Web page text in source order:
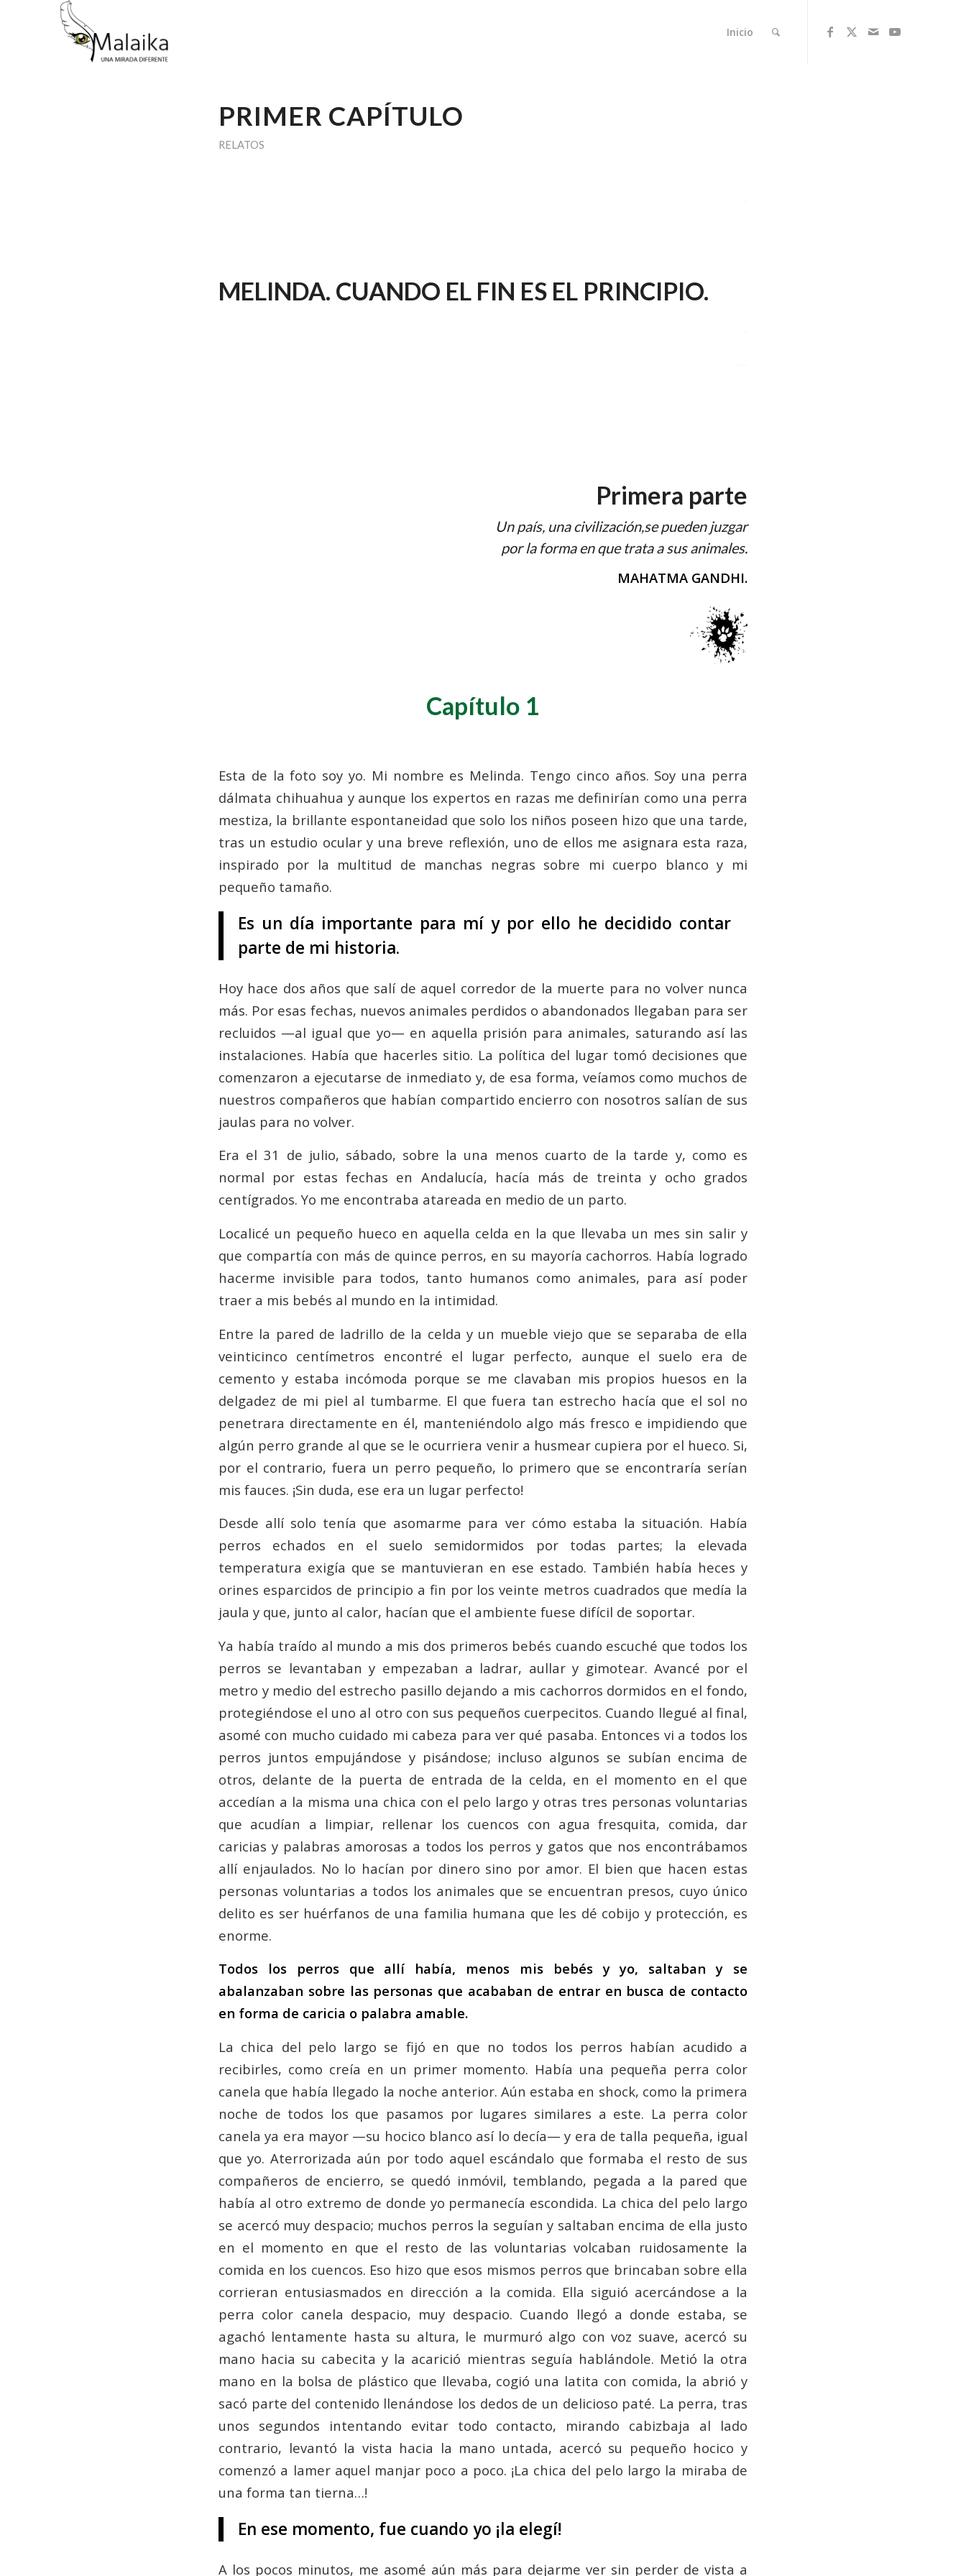
Inicio
PRIMER CAPÍTULO
RELATOS
MELINDA. CUANDO EL FIN ES EL PRINCIPIO.
Primera parte
Un país, una civilización,se pueden juzgar
por la forma en que trata a sus animales.
MAHATMA GANDHI.
Capítulo 1
Esta de la foto soy yo. Mi nombre es Melinda. Tengo cinco años. Soy una perra
dálmata chihuahua y aunque los expertos en razas me definirían como una perra
mestiza, la brillante espontaneidad que solo los niños poseen hizo que una tarde,
tras un estudio ocular y una breve reflexión, uno de ellos me asignara esta raza,
inspirado por la multitud de manchas negras sobre mi cuerpo blanco y mi
pequeño tamaño.
Es un día importante para mí y por ello he decidido contar
parte de mi historia.
Hoy hace dos años que salí de aquel corredor de la muerte para no volver nunca
más. Por esas fechas, nuevos animales perdidos o abandonados llegaban para ser
recluidos —al igual que yo— en aquella prisión para animales, saturando así las
instalaciones. Había que hacerles sitio. La política del lugar tomó decisiones que
comenzaron a ejecutarse de inmediato y, de esa forma, veíamos como muchos de
nuestros compañeros que habían compartido encierro con nosotros salían de sus
jaulas para no volver.
Era el 31 de julio, sábado, sobre la una menos cuarto de la tarde y, como es
normal por estas fechas en Andalucía, hacía más de treinta y ocho grados
centígrados. Yo me encontraba atareada en medio de un parto.
Localicé un pequeño hueco en aquella celda en la que llevaba un mes sin salir y
que compartía con más de quince perros, en su mayoría cachorros. Había logrado
hacerme invisible para todos, tanto humanos como animales, para así poder
traer a mis bebés al mundo en la intimidad.
Entre la pared de ladrillo de la celda y un mueble viejo que se separaba de ella
veinticinco centímetros encontré el lugar perfecto, aunque el suelo era de
cemento y estaba incómoda porque se me clavaban mis propios huesos en la
delgadez de mi piel al tumbarme. El que fuera tan estrecho hacía que el sol no
penetrara directamente en él, manteniéndolo algo más fresco e impidiendo que
algún perro grande al que se le ocurriera venir a husmear cupiera por el hueco. Si,
por el contrario, fuera un perro pequeño, lo primero que se encontraría serían
mis fauces. ¡Sin duda, ese era un lugar perfecto!
Desde allí solo tenía que asomarme para ver cómo estaba la situación. Había
perros echados en el suelo semidormidos por todas partes; la elevada
temperatura exigía que se mantuvieran en ese estado. También había heces y
orines esparcidos de principio a fin por los veinte metros cuadrados que medía la
jaula y que, junto al calor, hacían que el ambiente fuese difícil de soportar.
Ya había traído al mundo a mis dos primeros bebés cuando escuché que todos los
perros se levantaban y empezaban a ladrar, aullar y gimotear. Avancé por el
metro y medio del estrecho pasillo dejando a mis cachorros dormidos en el fondo,
protegiéndose el uno al otro con sus pequeños cuerpecitos. Cuando llegué al final,
asomé con mucho cuidado mi cabeza para ver qué pasaba. Entonces vi a todos los
perros juntos empujándose y pisándose; incluso algunos se subían encima de
otros, delante de la puerta de entrada de la celda, en el momento en el que
accedían a la misma una chica con el pelo largo y otras tres personas voluntarias
que acudían a limpiar, rellenar los cuencos con agua fresquita, comida, dar
caricias y palabras amorosas a todos los perros y gatos que nos encontrábamos
allí enjaulados. No lo hacían por dinero sino por amor. El bien que hacen estas
personas voluntarias a todos los animales que se encuentran presos, cuyo único
delito es ser huérfanos de una familia humana que les dé cobijo y protección, es
enorme.
Todos los perros que allí había, menos mis bebés y yo, saltaban y se
abalanzaban sobre las personas que acababan de entrar en busca de contacto
en forma de caricia o palabra amable.
La chica del pelo largo se fijó en que no todos los perros habían acudido a
recibirles, como creía en un primer momento. Había una pequeña perra color
canela que había llegado la noche anterior. Aún estaba en shock, como la primera
noche de todos los que pasamos por lugares similares a este. La perra color
canela ya era mayor —su hocico blanco así lo decía— y era de talla pequeña, igual
que yo. Aterrorizada aún por todo aquel escándalo que formaba el resto de sus
compañeros de encierro, se quedó inmóvil, temblando, pegada a la pared que
había al otro extremo de donde yo permanecía escondida. La chica del pelo largo
se acercó muy despacio; muchos perros la seguían y saltaban encima de ella justo
en el momento en que el resto de las voluntarias volcaban ruidosamente la
comida en los cuencos. Eso hizo que esos mismos perros que brincaban sobre ella
corrieran entusiasmados en dirección a la comida. Ella siguió acercándose a la
perra color canela despacio, muy despacio. Cuando llegó a donde estaba, se
agachó lentamente hasta su altura, le murmuró algo con voz suave, acercó su
mano hacia su cabecita y la acarició mientras seguía hablándole. Metió la otra
mano en la bolsa de plástico que llevaba, cogió una latita con comida, la abrió y
sacó parte del contenido llenándose los dedos de un delicioso paté. La perra, tras
unos segundos intentando evitar todo contacto, mirando cabizbaja al lado
contrario, levantó la vista hacia la mano untada, acercó su pequeño hocico y
comenzó a lamer aquel manjar poco a poco. ¡La chica del pelo largo la miraba de
una forma tan tierna…!
En ese momento, fue cuando yo ¡la elegí!
A los pocos minutos, me asomé aún más para dejarme ver sin perder de vista a